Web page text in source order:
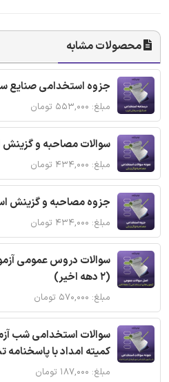
محصولات مشابه
جزوه استخدامی صنایع
مبلغ: ۵۵۳,۰۰۰ تومان
سوالات مصاحبه و
مبلغ: ۴۳۴,۰۰۰ تومان
جزوه مصاحبه و گزینش
مبلغ: ۴۳۴,۰۰۰ تومان
سوالات دروس عمومی
(2 دهه اخیر)
مبلغ: ۵۷۰,۰۰۰ تومان
سوالات استخدامی شب
کمیته امداد با
مبلغ: ۱۸۷,۰۰۰ تومان